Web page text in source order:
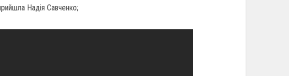
Надія Савченко;